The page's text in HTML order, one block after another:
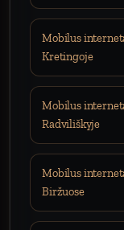
Mobilus
Kretingoje
Mobilus
Radviliškyje
Mobilus
Biržuose